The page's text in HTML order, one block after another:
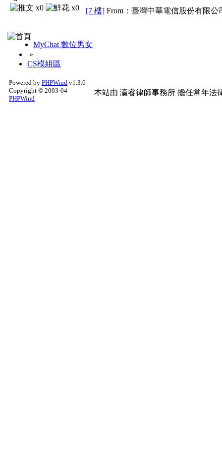
x0 x0 [7 樓] From：臺灣中華電信股份有限公
MyChat 數位男女
»
CS模組區
Powered by PHPWind v1.3.6
Copyright © 2003-04
PHPWind
本站由 瀛睿律師事務所 擔任常年法